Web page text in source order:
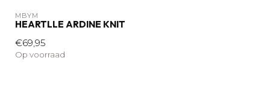
MBYM
HEARTLLE ARDINE KNIT
€69,95
Op voorraad